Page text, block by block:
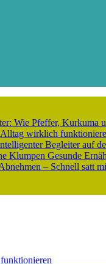
Wie Pfeffer, Kurkuma
wirklich
Begleiter auf
Klumpen Gesunde
– Schnell satt